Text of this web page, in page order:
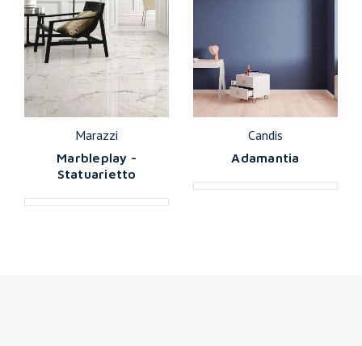
Marazzi
Marbleplay -
Statuarietto
Candis
Adamantia